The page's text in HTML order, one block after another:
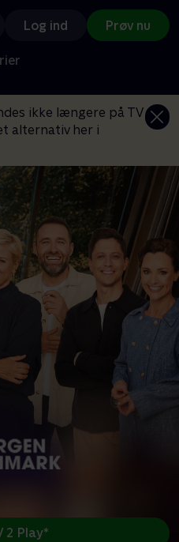
Log ind Prøv nu
ikke længere på TV
alternativ her i
2 Play*